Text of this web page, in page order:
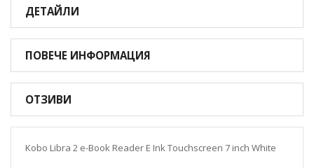
ДЕТАЙЛИ
ПОВЕЧЕ ИНФОРМАЦИЯ
ОТЗИВИ
Kobo Libra 2 e-Book Reader E Ink Touchscreen 7 inch White